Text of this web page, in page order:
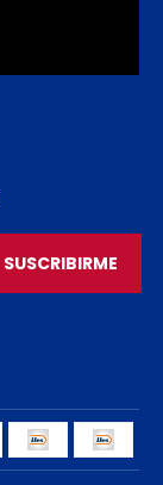
SUSCRIBIRME